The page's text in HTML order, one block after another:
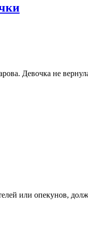
Девочка не
или опекунов,